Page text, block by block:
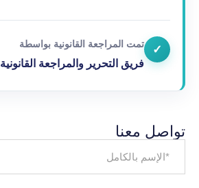
✓ تمت المراجعة القانونية بواسطة
فريق التحرير والمراجعة القانونية
تواصل معنا